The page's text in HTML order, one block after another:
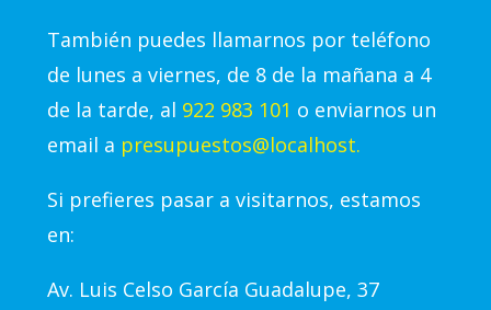
También puedes llamarnos por teléfono
de lunes a viernes, de 8 de la mañana a 4
de la tarde, al 922 983 101 o enviarnos un
email a presupuestos@localhost.
Si prefieres pasar a visitarnos, estamos
en:
Av. Luis Celso García Guadalupe, 37